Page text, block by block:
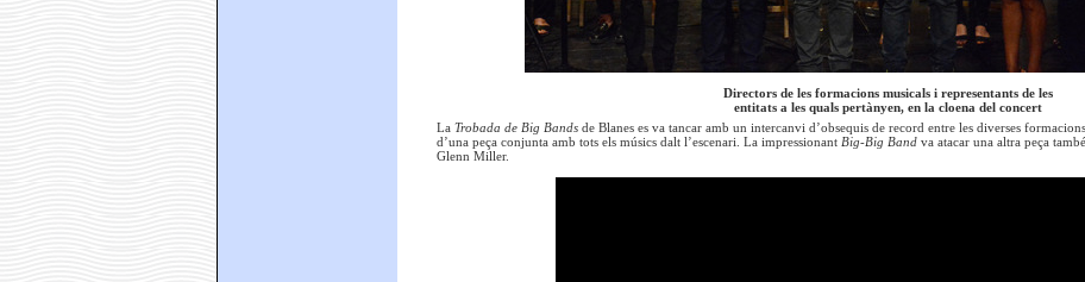
Directors de les formacions musicals i representants de les
entitats a les quals pertànyen, en la cloena del concert
La Trobada de Big Bandsde Blanes es va tancar amb un intercanvi d’obsequis de record entre les diverses
d’una peça conjunta amb tots els músics dalt l’escenari. La impressionant Big-Big Band va atacar una altra peça
Glenn Miller.